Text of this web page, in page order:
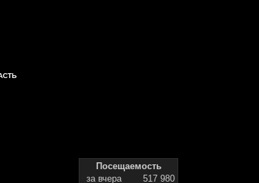
Посещаемость
за вчера
517 980